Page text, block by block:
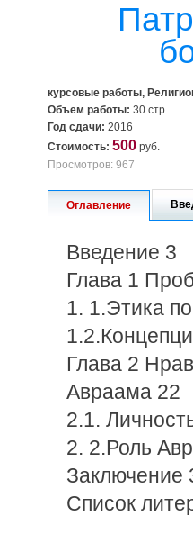
курсовые работы,
Объем работы: 30 стр.
Год сдачи: 2016
Стоимость: 500 руб.
Просмотров: 967
Оглавление
Введение 3
Глава 1
1. 1.Этика
Глава 2
Авраама 22
2.1.
2. 2.Роль
Заключение
Список